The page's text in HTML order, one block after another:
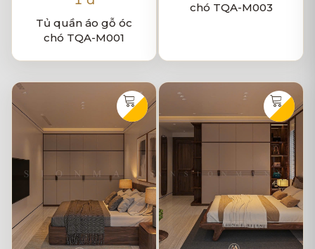
Tủ quần áo gỗ óc
chó TQA-M001
chó TQA-M003